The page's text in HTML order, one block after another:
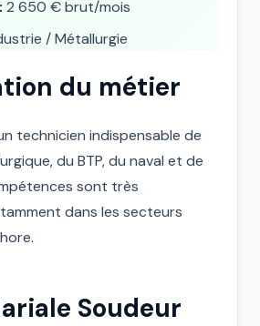
2 650 € brut/mois
/ Métallurgie
du métier
technicien indispensable de
du BTP, du naval et de
sont très
dans les secteurs
Soudeur